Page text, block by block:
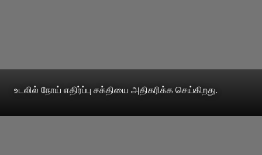
உடலில் நோய் எதிர்ப்பு சக்தியை அதிகரிக்க செய்கிறது.